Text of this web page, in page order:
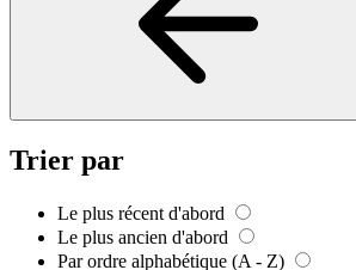
Trier par
Le plus récent d'abord
Le plus ancien d'abord
Par ordre alphabétique (A - Z)